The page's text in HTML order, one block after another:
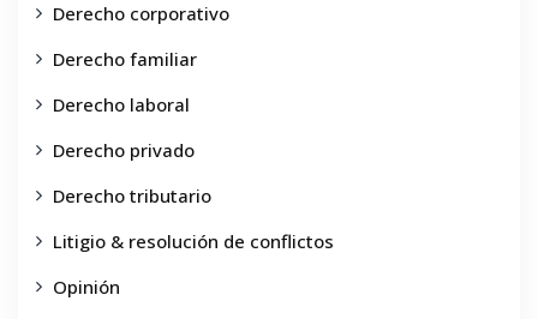
Derecho corporativo
Derecho familiar
Derecho laboral
Derecho privado
Derecho tributario
Litigio & resolución de conflictos
Opinión